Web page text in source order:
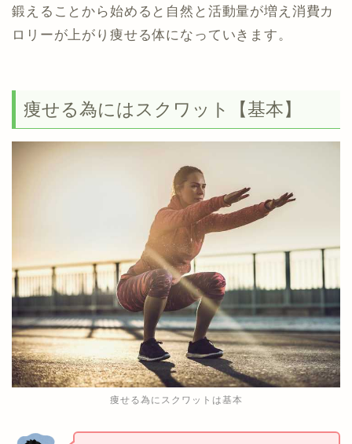
鍛えることから始めると自然と活動量が増え消費カ
ロリーが上がり痩せる体になっていきます。
痩せる為にはスクワット【基本】
痩せる為にスクワットは基本